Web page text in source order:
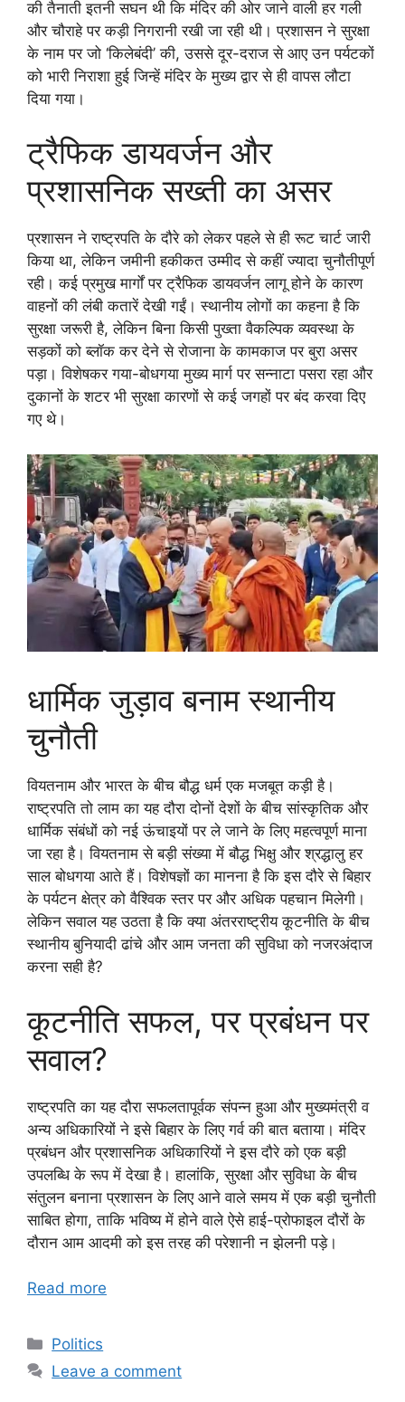
की तैनाती इतनी सघन थी कि मंदिर की ओर जाने वाली हर गली
और चौराहे पर कड़ी निगरानी रखी जा रही थी। प्रशासन ने सुरक्षा
के नाम पर जो ‘किलेबंदी’ की, उससे दूर-दराज से आए उन पर्यटकों
को भारी निराशा हुई जिन्हें मंदिर के मुख्य द्वार से ही वापस लौटा
दिया गया।
ट्रैफिक डायवर्जन और
प्रशासनिक सख्ती का असर
प्रशासन ने राष्ट्रपति के दौरे को लेकर पहले से ही रूट चार्ट जारी
किया था, लेकिन जमीनी हकीकत उम्मीद से कहीं ज्यादा चुनौतीपूर्ण
रही। कई प्रमुख मार्गों पर ट्रैफिक डायवर्जन लागू होने के कारण
वाहनों की लंबी कतारें देखी गईं। स्थानीय लोगों का कहना है कि
सुरक्षा जरूरी है, लेकिन बिना किसी पुख्ता वैकल्पिक व्यवस्था के
सड़कों को ब्लॉक कर देने से रोजाना के कामकाज पर बुरा असर
पड़ा। विशेषकर गया-बोधगया मुख्य मार्ग पर सन्नाटा पसरा रहा और
दुकानों के शटर भी सुरक्षा कारणों से कई जगहों पर बंद करवा दिए
गए थे।
धार्मिक जुड़ाव बनाम स्थानीय
चुनौती
वियतनाम और भारत के बीच बौद्ध धर्म एक मजबूत कड़ी है।
राष्ट्रपति तो लाम का यह दौरा दोनों देशों के बीच सांस्कृतिक और
धार्मिक संबंधों को नई ऊंचाइयों पर ले जाने के लिए महत्वपूर्ण माना
जा रहा है। वियतनाम से बड़ी संख्या में बौद्ध भिक्षु और श्रद्धालु हर
साल बोधगया आते हैं। विशेषज्ञों का मानना है कि इस दौरे से बिहार
के पर्यटन क्षेत्र को वैश्विक स्तर पर और अधिक पहचान मिलेगी।
लेकिन सवाल यह उठता है कि क्या अंतरराष्ट्रीय कूटनीति के बीच
स्थानीय बुनियादी ढांचे और आम जनता की सुविधा को नजरअंदाज
करना सही है?
कूटनीति सफल, पर प्रबंधन पर
सवाल?
राष्ट्रपति का यह दौरा सफलतापूर्वक संपन्न हुआ और मुख्यमंत्री व
अन्य अधिकारियों ने इसे बिहार के लिए गर्व की बात बताया। मंदिर
प्रबंधन और प्रशासनिक अधिकारियों ने इस दौरे को एक बड़ी
उपलब्धि के रूप में देखा है। हालांकि, सुरक्षा और सुविधा के बीच
संतुलन बनाना प्रशासन के लिए आने वाले समय में एक बड़ी चुनौती
साबित होगा, ताकि भविष्य में होने वाले ऐसे हाई-प्रोफाइल दौरों के
दौरान आम आदमी को इस तरह की परेशानी न झेलनी पड़े।
Read more
Categories
Politics
Leave a comment